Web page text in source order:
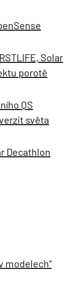
Solar
porotě
QS
světa
Decathlon
modelech“